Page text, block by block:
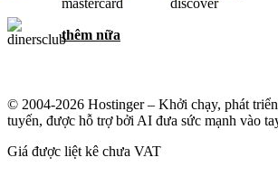
thêm nữa
© 2004-2026 Hostinger – Khởi chạy, phát
tuyến, được hỗ trợ bởi AI đưa sức mạnh vào
Giá được liệt kê chưa VAT